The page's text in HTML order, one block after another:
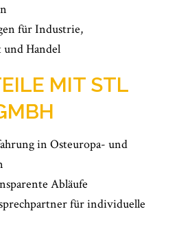
für Industrie,
Handel
MIT STL
in Osteuropa- und
Abläufe
für individuelle